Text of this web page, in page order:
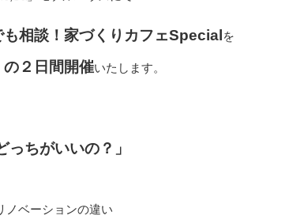
相談！家づくりカフェSpecial を
２日間開催いたします。
ちがいいの？」
ノベーションの違い